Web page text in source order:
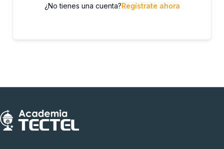
¿No tienes una cuenta?Regístrate ahora